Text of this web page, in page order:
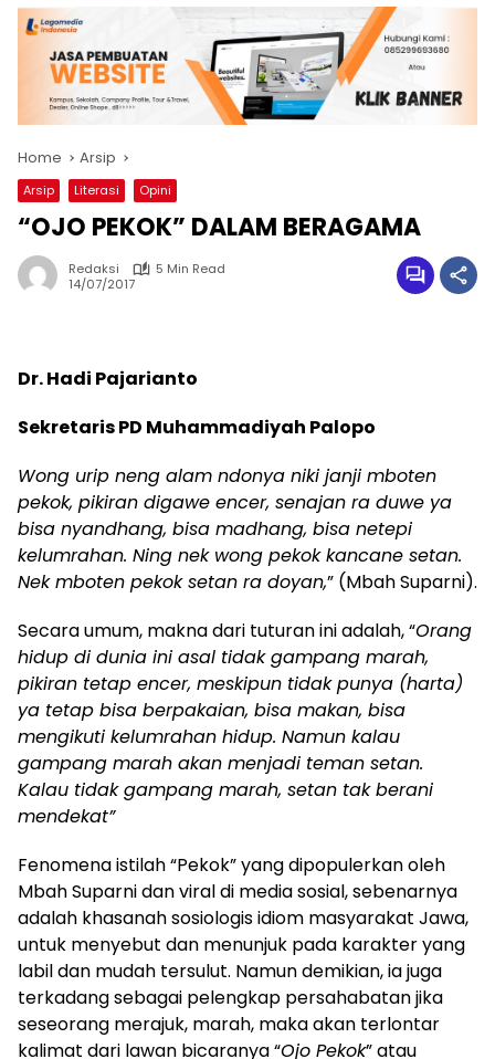
Home Arsip
Arsip Literasi Opini
“OJO PEKOK” DALAM BERAGAMA
Redaksi
5 Min Read
14/07/2017
Dr. Hadi Pajarianto
Sekretaris PD Muhammadiyah Palopo
Wong urip neng alam ndonya niki janji mboten
pekok, pikiran digawe encer, senajan ra duwe ya
bisa nyandhang, bisa madhang, bisa netepi
kelumrahan. Ning nek wong pekok kancane setan.
Nek mboten pekok setan ra doyan,” (Mbah Suparni).
Secara umum, makna dari tuturan ini adalah, “Orang
hidup di dunia ini asal tidak gampang marah,
pikiran tetap encer, meskipun tidak punya (harta)
ya tetap bisa berpakaian, bisa makan, bisa
mengikuti kelumrahan hidup. Namun kalau
gampang marah akan menjadi teman setan.
Kalau tidak gampang marah, setan tak berani
mendekat”
Fenomena istilah “Pekok” yang dipopulerkan oleh
Mbah Suparni dan viral di media sosial, sebenarnya
adalah khasanah sosiologis idiom masyarakat Jawa,
untuk menyebut dan menunjuk pada karakter yang
labil dan mudah tersulut. Namun demikian, ia juga
terkadang sebagai pelengkap persahabatan jika
seseorang merajuk, marah, maka akan terlontar
kalimat dari lawan bicaranya “Ojo Pekok” atau